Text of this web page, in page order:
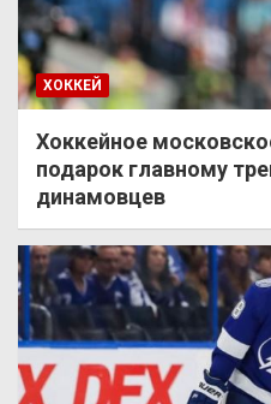
ХОККЕЙ
Хоккейное
подарок главному
динамовцев